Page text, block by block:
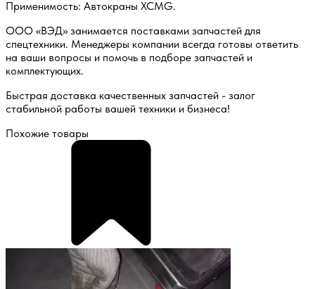
Применимость: Автокраны XCMG.
ООО «ВЭД» занимается поставками запчастей для
спецтехники. Менеджеры компании всегда готовы ответить
на ваши вопросы и помочь в подборе запчастей и
комплектующих.
Быстрая доставка качественных запчастей - залог
стабильной работы вашей техники и бизнеса!
Похожие товары